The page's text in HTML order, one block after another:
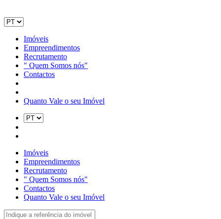
Imóveis
Empreendimentos
Recrutamento
" Quem Somos nós"
Contactos
Quanto Vale o seu Imóvel
Imóveis
Empreendimentos
Recrutamento
" Quem Somos nós"
Contactos
Quanto Vale o seu Imóvel